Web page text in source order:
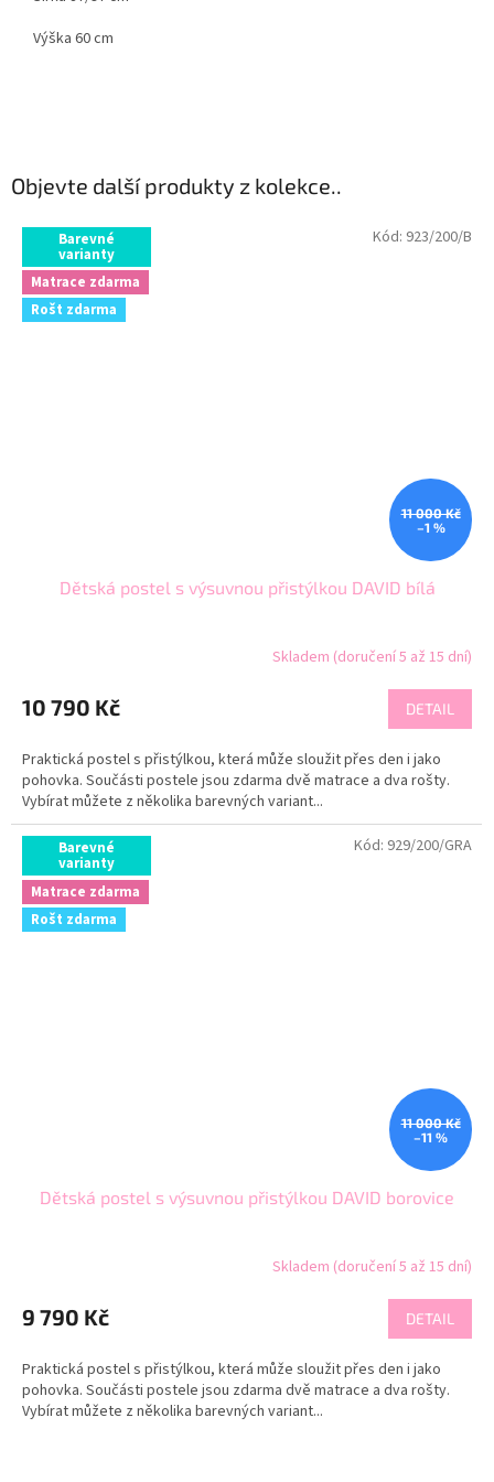
Objevte další produkty z kolekce..
Barevné
varianty
Matrace zdarma
Rošt zdarma
11 000 Kč
–1 %
Dětská postel s výsuvnou přistýlkou DAVID bílá
Skladem (doručení 5 až 15 dní)
10 790 Kč DETAIL
Praktická postel s přistýlkou, která může sloužit přes den i jako
pohovka. Součásti postele jsou zdarma dvě matrace a dva rošty.
Vybírat můžete z několika barevných variant...
Kód: 923/200/B
Barevné
varianty
Matrace zdarma
Rošt zdarma
11 000 Kč
–11 %
Dětská postel s výsuvnou přistýlkou DAVID borovice
Skladem (doručení 5 až 15 dní)
9 790 Kč DETAIL
Praktická postel s přistýlkou, která může sloužit přes den i jako
pohovka. Součásti postele jsou zdarma dvě matrace a dva rošty.
Vybírat můžete z několika barevných variant...
Kód: 929/200/GRA
Výška 60 cm